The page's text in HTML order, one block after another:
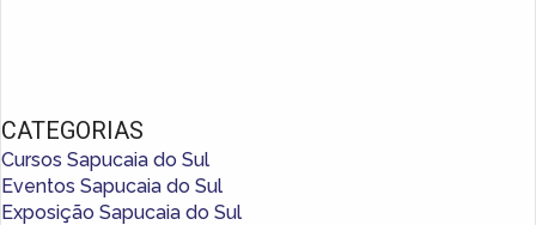
CATEGORIAS
Cursos Sapucaia do Sul
Eventos Sapucaia do Sul
Exposição Sapucaia do Sul